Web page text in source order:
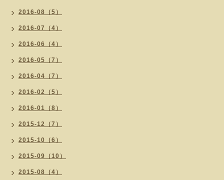
2016-08（5）
2016-07（4）
2016-06（4）
2016-05（7）
2016-04（7）
2016-02（5）
2016-01（8）
2015-12（7）
2015-10（6）
2015-09（10）
2015-08（4）